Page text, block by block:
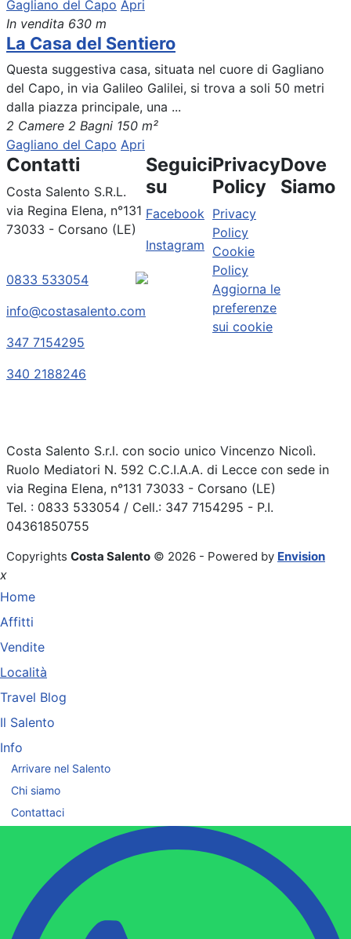
Gagliano del Capo Apri
In vendita 630 m
La Casa del Sentiero
Questa suggestiva casa, situata nel cuore di Gagliano
del Capo, in via Galileo Galilei, si trova a soli 50 metri
dalla piazza principale, una ...
2 Camere 2 Bagni 150 m²
Gagliano del Capo Apri
Contatti
Costa Salento S.R.L.
via Regina Elena, n°131
73033 - Corsano (LE)
0833 533054
info@costasalento.com
347 7154295
340 2188246
Seguici
su
Facebook
Instagram
Privacy
Policy
Privacy
Policy
Cookie
Policy
Aggiorna le
preferenze
sui cookie
Dove
Siamo
Costa Salento S.r.l. con socio unico Vincenzo Nicolì.
Ruolo Mediatori N. 592 C.C.I.A.A. di Lecce con sede in
via Regina Elena, n°131 73033 - Corsano (LE)
Tel. : 0833 533054 / Cell.: 347 7154295 - P.I.
04361850755
Copyrights Costa Salento © 2026 - Powered by Envision
x
Home
Affitti
Vendite
Località
Travel Blog
Il Salento
Info
Arrivare nel Salento
Chi siamo
Contattaci